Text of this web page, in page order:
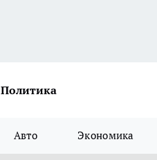
Политика
Авто Экономика